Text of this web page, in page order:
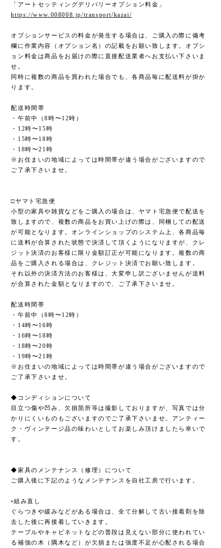
「アートセッティングデリバリーオプション料金」
https://www.008008.jp/transport/kazai/
オプションサービスの料金が発生する場合は、ご購入の際に備考
欄に作業内容（オプション名）の記載をお願い致します。オプシ
ョン料金は商品をお届けの際に直接配送業者へお支払い下さいま
せ。
同時に複数の商品を買われた場合でも、各商品毎に配送料が掛か
ります。
配送時間帯
・午前中（8時〜12時）
・12時〜15時
・15時〜18時
・18時〜21時
※お住まいの地域によっては時間帯が違う場合がございますので
ご了承下さいませ。
□ヤマト宅急便
小型の家具や雑貨などをご購入の場合は、ヤマト宅急便で配送を
致しますので、複数の商品をお買い上げの際は、同梱しての配送
が可能となります。オンラインショップのシステム上、各商品毎
に送料が合算された状態で決済して頂くようになりますが、クレ
ジット決済のお客様に限り金額訂正が可能になります。複数の商
品をご購入される場合は、クレジット決済でお願い致します。
それ以外の決済方法のお客様は、大変申し訳ございませんが送料
が合算された金額となりますので、ご了承下さいませ。
配送時間帯
・午前中（8時〜12時）
・14時〜16時
・16時〜18時
・18時〜20時
・19時〜21時
※お住まいの地域によっては時間帯が違う場合がございますので
ご了承下さいませ。
◆コンディションについて
目立つ傷や凹み、欠損箇所等は撮影しておりますが、写真では分
かりにくいものもございますのでご了承下さいませ。アンティー
ク・ヴィンテージ品の味わいとしてお楽しみ頂けましたら幸いで
す。
◆家具のメンテナンス（修理）について
ご購入後に下記のようなメンテナンスを自社工房で行います。
▫︎組み直し
ぐらつきや緩みなどがある場合は、全て分解して古い接着剤を除
去した後に再接着していきます。
テーブルやキャビネットなどの普段は見えない部分に使われてい
る補強の木（隅木など）が欠損または強度不足が心配される場合